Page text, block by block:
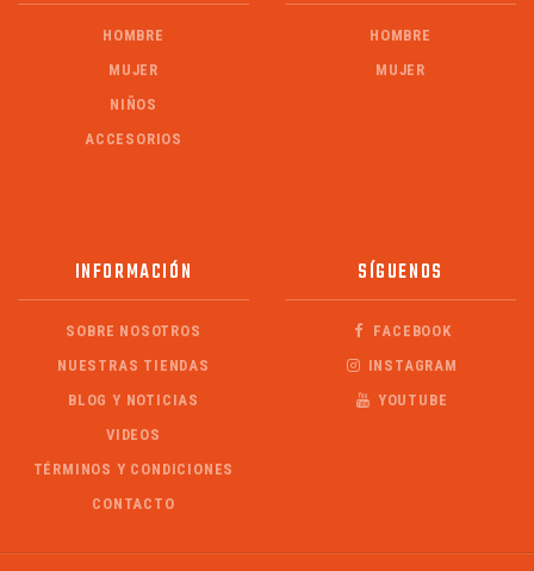
HOMBRE
MUJER
NIÑOS
ACCESORIOS
HOMBRE
MUJER
INFORMACIÓN
SOBRE NOSOTROS
NUESTRAS TIENDAS
BLOG Y NOTICIAS
VIDEOS
TÉRMINOS Y CONDICIONES
CONTACTO
SÍGUENOS
FACEBOOK
INSTAGRAM
YOUTUBE